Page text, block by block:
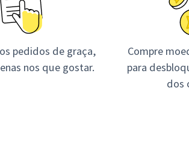
pedidos de graça,
nos que gostar.
Compre
para
dos